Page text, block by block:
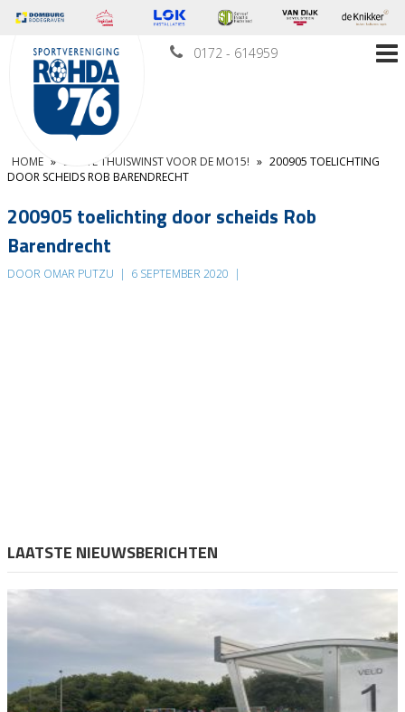
0172 - 614959
HOME » EERSTE THUISWINST VOOR DE MO15! » 200905 TOELICHTING
DOOR SCHEIDS ROB BARENDRECHT
200905 toelichting door scheids Rob
Barendrecht
DOOR OMAR PUTZU | 6 SEPTEMBER 2020 |
LAATSTE NIEUWSBERICHTEN